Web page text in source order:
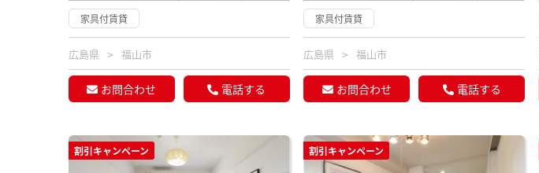
家具付賃貸
広島県 福山市
お問合わせ 電話する
家具付賃貸
広島県 福山市
お問合わせ 電話する
割引キャンペーン 割引キャンペーン